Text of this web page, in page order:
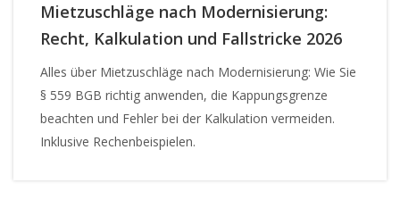
Mietzuschläge nach Modernisierung:
Recht, Kalkulation und Fallstricke 2026
Alles über Mietzuschläge nach Modernisierung: Wie Sie
§ 559 BGB richtig anwenden, die Kappungsgrenze
beachten und Fehler bei der Kalkulation vermeiden.
Inklusive Rechenbeispielen.